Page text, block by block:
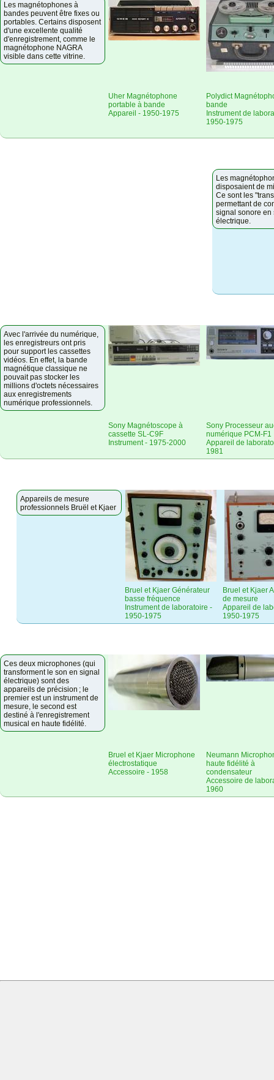
Les magnétophones à
bandes peuvent être fixes ou
portables. Certains disposent
d'une excellente qualité
d'enregistrement, comme le
magnétophone NAGRA
visible dans cette vitrine.
Uher Magnétophone
portable à bande
Appareil - 1950-1975
Polydict
bande
Instrument de
1950-1975
Les
disposaient de
Ce sont les
permettant de
signal sonore en
électrique.
Avec l'arrivée du numérique,
les enregistreurs ont pris
pour support les cassettes
vidéos. En effet, la bande
magnétique classique ne
pouvait pas stocker les
millions d'octets nécessaires
aux enregistrements
numérique professionnels.
Sony Magnétoscope à
cassette SL-C9F
Instrument - 1975-2000
Sony Processeur
numérique PCM-F1
Appareil de
1981
Appareils de mesure
professionnels Bruël et Kjaer
Bruel et Kjaer Générateur
basse fréquence
Instrument de laboratoire -
1950-1975
Bruel et Kjaer
de mesure
Appareil de
1950-1975
Ces deux microphones (qui
transforment le son en signal
électrique) sont des
appareils de précision ; le
premier est un instrument de
mesure, le second est
destiné à l'enregistrement
musical en haute fidélité.
Bruel et Kjaer Microphone
électrostatique
Accessoire - 1958
Neumann
haute fidélité à
condensateur
Accessoire de
1960